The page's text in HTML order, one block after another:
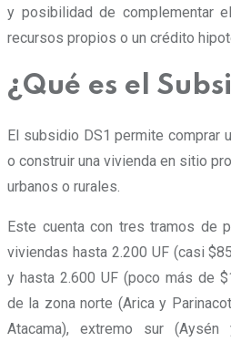
y posibilidad de complementar
recursos propios o un crédito
¿Qué es el
El subsidio DS1 permite comprar
o construir una vivienda en sitio
urbanos o rurales.
Este cuenta con tres tramos de
viviendas hasta 2.200 UF (casi
y hasta 2.600 UF (poco más de
de la zona norte (Arica y
Atacama), extremo sur